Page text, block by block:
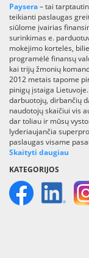
Paysera– tai
teikianti paslaugas
siūlome įvairias
surinkimas e.
mokėjimo kortelės,
programėlė finansų
kai trijų žmonių
2012 metais tapome
pinigų įstaiga
darbuotojų, dirbančių
naudotojų skaičiui vis
dar toliau ir mūsų
lyderiaujančia
paslaugas visame
Skaityti daugiau
KATEGORIJOS